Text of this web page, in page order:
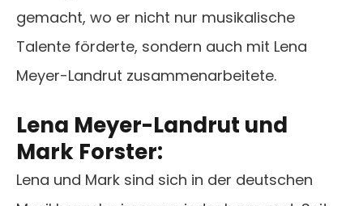
gemacht, wo er nicht nur musikalische
Talente förderte, sondern auch mit Lena
Meyer-Landrut zusammenarbeitete.
Lena Meyer-Landrut und
Mark Forster:
Lena und Mark sind sich in der deutschen